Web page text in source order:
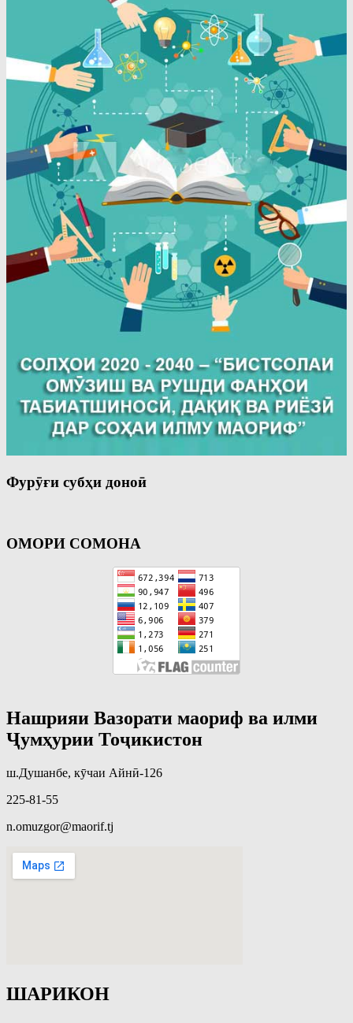
Фурӯғи субҳи доноӣ
ОМОРИ СОМОНА
Нашрияи Вазорати маориф ва илми
Ҷумҳурии Тоҷикистон
ш.Душанбе, кӯчаи Айнӣ-126
225-81-55
n.omuzgor@maorif.tj
ШАРИКОН